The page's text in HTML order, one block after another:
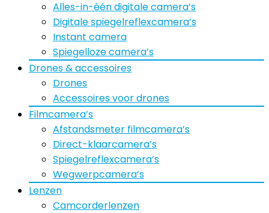
Alles-in-één digitale camera’s
Digitale spiegelreflexcamera’s
Instant camera
Spiegelloze camera’s
Drones & accessoires
Drones
Accessoires voor drones
Filmcamera’s
Afstandsmeter filmcamera’s
Direct-klaarcamera’s
Spiegelreflexcamera’s
Wegwerpcamera’s
Lenzen
Camcorderlenzen